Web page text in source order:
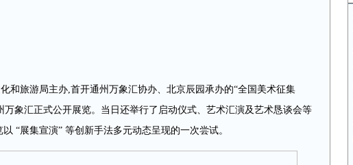
和旅游局主办,首开通州万象汇协办、北京辰园承办的“全国美术征集
万象汇正式公开展览。当日还举行了启动仪式、艺术汇演及艺术恳谈会等
“展集宣演” 等创新手法多元动态呈现的一次尝试。